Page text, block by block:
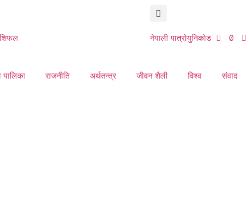
नेपाली पात्रोयुनिकोड
पालिका राजनीति अर्थतन्त्र जीवन शैली विश्व संवाद